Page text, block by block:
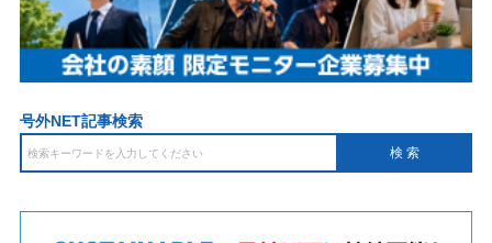
号外NET記事検索